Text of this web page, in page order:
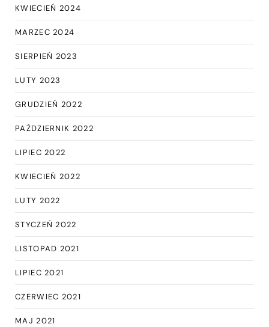
KWIECIEŃ 2024
MARZEC 2024
SIERPIEŃ 2023
LUTY 2023
GRUDZIEŃ 2022
PAŹDZIERNIK 2022
LIPIEC 2022
KWIECIEŃ 2022
LUTY 2022
STYCZEŃ 2022
LISTOPAD 2021
LIPIEC 2021
CZERWIEC 2021
MAJ 2021